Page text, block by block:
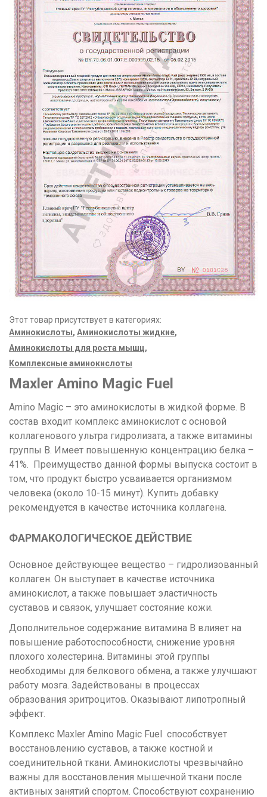
Этот товар присутствует в категориях:
Аминокислоты, Аминокислоты жидкие,
Аминокислоты для роста мышц,
Комплексные аминокислоты
Maxler Amino Magic Fuel
Amino Magic – это аминокислоты в жидкой форме. В
состав входит комплекс аминокислот с основой
коллагенового ультра гидролизата, а также витамины
группы В. Имеет повышенную концентрацию белка –
41%. Преимущество данной формы выпуска состоит в
том, что продукт быстро усваивается организмом
человека (около 10-15 минут). Купить добавку
рекомендуется в качестве источника коллагена.
ФАРМАКОЛОГИЧЕСКОЕ ДЕЙСТВИЕ
Основное действующее вещество – гидролизованный
коллаген. Он выступает в качестве источника
аминокислот, а также повышает эластичность
суставов и связок, улучшает состояние кожи.
Дополнительное содержание витамина В влияет на
повышение работоспособности, снижение уровня
плохого холестерина. Витамины этой группы
необходимы для белкового обмена, а также улучшают
работу мозга. Задействованы в процессах
образования эритроцитов. Оказывают липотропный
эффект.
Комплекс Maxler Amino Magic Fuel способствует
восстановлению суставов, а также костной и
соединительной ткани. Аминокислоты чрезвычайно
важны для восстановления мышечной ткани после
активных занятий спортом. Способствуют сохранению